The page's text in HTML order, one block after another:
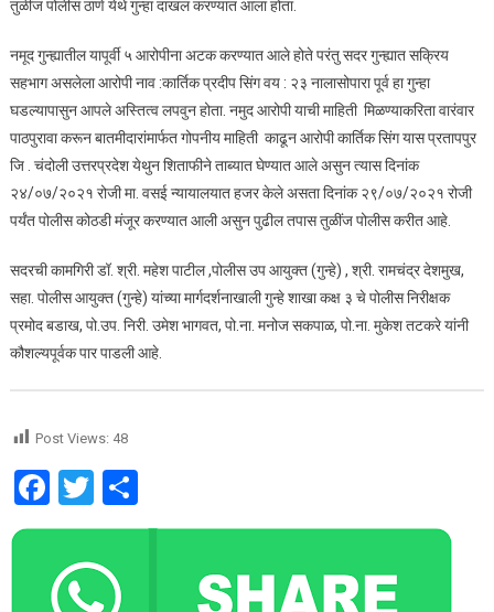
अटक.
तुळींज पोलीस ठाणे येथे गुन्हा दाखल करण्यात आला होता.
नमूद गुन्ह्यातील यापूर्वी ५ आरोपीना अटक करण्यात आले होते परंतु सदर गुन्ह्यात सक्रिय
सहभाग असलेला आरोपी नाव :कार्तिक प्रदीप सिंग वय : २३ नालासोपारा पूर्व हा गुन्हा
घडल्यापासुन आपले अस्तित्व लपवुन होता. नमुद आरोपी याची माहिती मिळण्याकरिता वारंवार
पाठपुरावा करून बातमीदारांमार्फत गोपनीय माहिती काढून आरोपी कार्तिक सिंग यास प्रतापपुर
जि . चंदोली उत्तरप्रदेश येथुन शिताफीने ताब्यात घेण्यात आले असुन त्यास दिनांक
२४/०७/२०२१ रोजी मा. वसई न्यायालयात हजर केले असता दिनांक २९/०७/२०२१ रोजी
पर्यंत पोलीस कोठडी मंजूर करण्यात आली असुन पुढील तपास तुळींज पोलीस करीत आहे.
सदरची कामगिरी डॉ. श्री. महेश पाटील ,पोलीस उप आयुक्त (गुन्हे) , श्री. रामचंद्र देशमुख,
सहा. पोलीस आयुक्त (गुन्हे) यांच्या मार्गदर्शनाखाली गुन्हे शाखा कक्ष ३ चे पोलीस निरीक्षक
प्रमोद बडाख, पो.उप. निरी. उमेश भागवत, पो.ना. मनोज सकपाळ, पो.ना. मुकेश तटकरे यांनी
कौशल्यपूर्वक पार पाडली आहे.
Post Views: 48
Facebook
Twitter
Share